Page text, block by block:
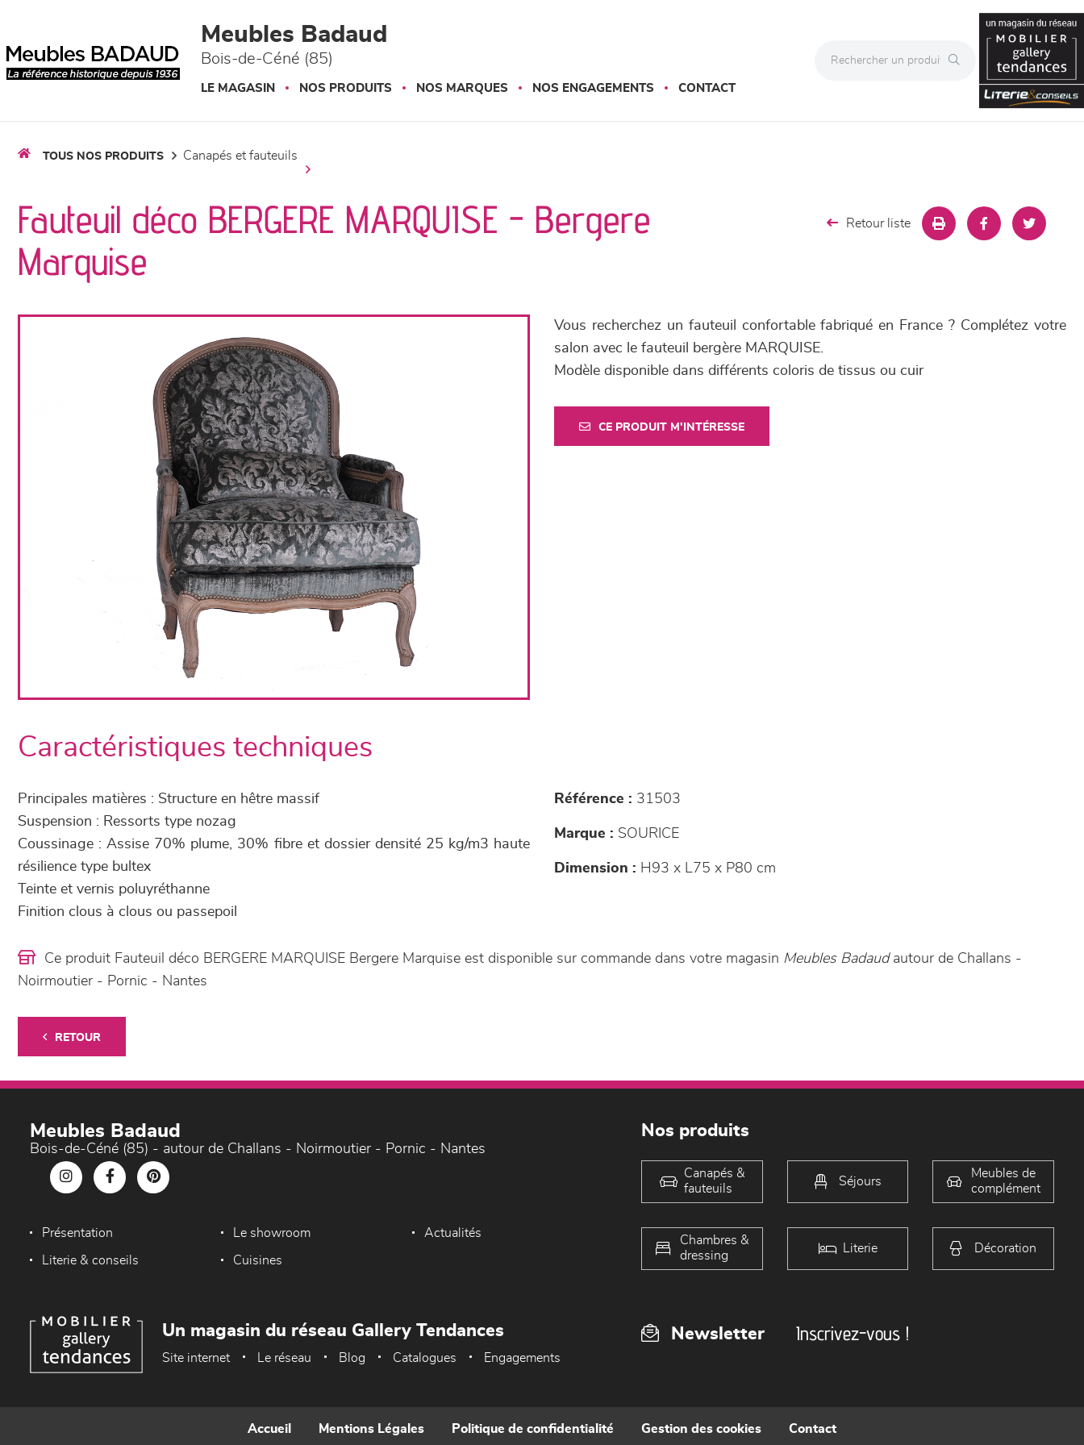
Meubles Badaud
Bois-de-Céné (85)
LE MAGASIN NOS PRODUITS NOS MARQUES NOS ENGAGEMENTS CONTACT
TOUS NOS PRODUITS canapés et fauteuils
Fauteuil déco BERGERE MARQUISE - Bergere
Marquise
Retour liste
Vous recherchez un fauteuil confortable fabriqué en France ? Complétez votre
salon avec le fauteuil bergère MARQUISE.
Modèle disponible dans différents coloris de tissus ou cuir
CE PRODUIT M'INTÉRESSE
Caractéristiques techniques
Principales matières : Structure en hêtre massif
Suspension : Ressorts type nozag
Coussinage : Assise 70% plume, 30% fibre et dossier densité 25 kg/m3 haute
résilience type bultex
Teinte et vernis poluyréthanne
Finition clous à clous ou passepoil
Référence : 31503
Marque : SOURICE
Dimension : H93 x L75 x P80 cm
Ce produit Fauteuil déco BERGERE MARQUISE Bergere Marquise est disponible sur commande dans votre magasin Meubles Badaudautour de Challans -
Noirmoutier - Pornic - Nantes
RETOUR
Meubles Badaud
Bois-de-Céné (85) - autour de Challans - Noirmoutier - Pornic - Nantes
Présentation Le showroom Actualités
Literie & conseils Cuisines
Nos produits
Canapés &
fauteuils
Séjours
Meubles de
complément
Chambres &
dressing
Literie Décoration
Newsletter Inscrivez-vous !
Un magasin du réseau Gallery Tendances
Site internet Le réseau Blog Catalogues Engagements
Accueil Mentions Légales Politique de confidentialité Gestion des cookies Contact